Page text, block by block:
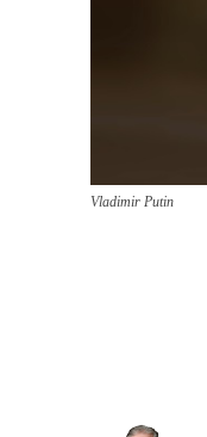
Vladimir Putin